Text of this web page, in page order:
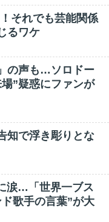
それでも芸能関係
るワケ
の声も…ソロドー
”疑惑にファンが
知で浮き彫りとな
涙…「世界一ブス
歌手の言葉”が大